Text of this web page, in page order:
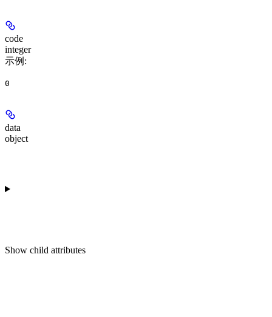
code
integer
示例 :
0
data
object
Show child attributes